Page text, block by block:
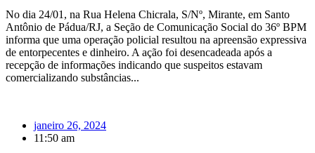
No dia 24/01, na Rua Helena Chicrala, S/Nº, Mirante, em Santo
Antônio de Pádua/RJ, a Seção de Comunicação Social do 36º BPM
informa que uma operação policial resultou na apreensão expressiva
de entorpecentes e dinheiro. A ação foi desencadeada após a
recepção de informações indicando que suspeitos estavam
comercializando substâncias...
janeiro 26, 2024
11:50 am